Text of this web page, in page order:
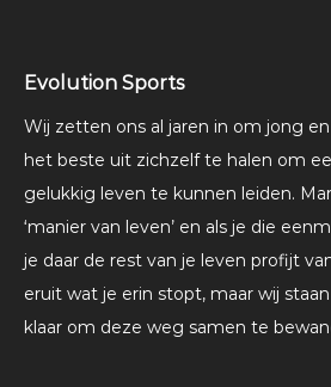
Evolution Sports
Wij zetten ons al jaren in om jong
het beste uit zichzelf te halen om
gelukkig leven te kunnen leiden.
‘manier van leven’ en als je die
je daar de rest van je leven profijt
eruit wat je erin stopt, maar wij
klaar om deze weg samen te